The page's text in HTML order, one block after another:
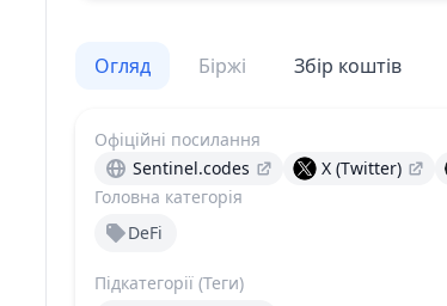
Огляд Біржі Збір коштів
Головна категорія
DeFi
Підкатегорії (Теги)
Офіційні посилання
Sentinel.codes
X (Twitter)